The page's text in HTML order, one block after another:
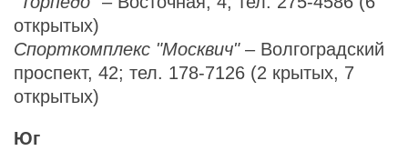
открытых)
Спорткомплекс "Москвич"– Волгоградский
проспект, 42; тел. 178-7126 (2 крытых, 7
открытых)
Юг